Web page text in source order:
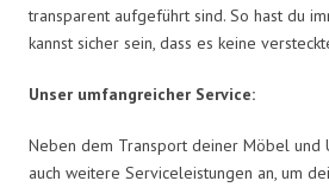
transparent aufgeführt sind. So hast du
kannst sicher sein, dass es keine
Unser umfangreicher Service:
Neben dem Transport deiner Möbel und
auch weitere Serviceleistungen an, um